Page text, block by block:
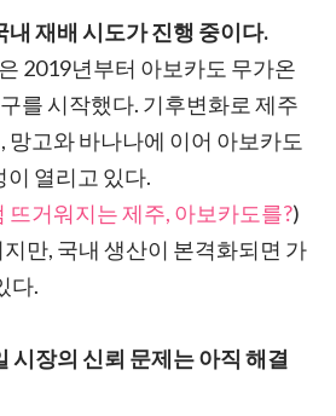
재배 시도가 진행 중이다.
2019년부터 아보카도 무가온
를 시작했다. 기후변화로 제주
망고와 바나나에 이어 아보카도
이 열리고 있다.
거워지는 제주, 아보카도를?)
만, 국내 생산이 본격화되면 가
다.
시장의 신뢰 문제는 아직 해결